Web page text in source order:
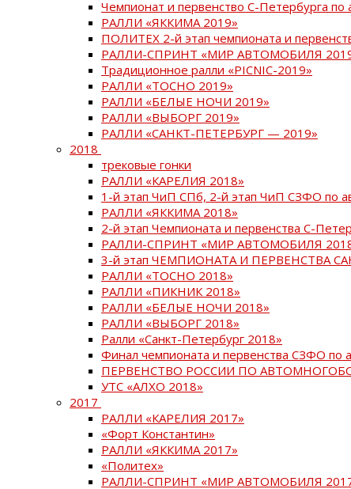
Чемпионат и первенство С-Петербурга по
РАЛЛИ «ЯККИМА 2019»
ПОЛИТЕХ 2-й этап чемпионата и
РАЛЛИ-СПРИНТ «МИР АВТОМОБИЛЯ
Традиционное ралли «PICNIC-2019»
РАЛЛИ «ТОСНО 2019»
РАЛЛИ «БЕЛЫЕ НОЧИ 2019»
РАЛЛИ «ВЫБОРГ 2019»
РАЛЛИ «САНКТ-ПЕТЕРБУРГ — 2019»
2018
трековые гонки
РАЛЛИ «КАРЕЛИЯ 2018»
1-й этап ЧиП СПб, 2-й этап ЧиП СЗФО по
РАЛЛИ «ЯККИМА 2018»
2-й этап Чемпионата и первенства С-
РАЛЛИ-СПРИНТ «МИР АВТОМОБИЛЯ
3-й этап ЧЕМПИОНАТА И ПЕРВЕНСТВА
РАЛЛИ «ТОСНО 2018»
РАЛЛИ «ПИКНИК 2018»
РАЛЛИ «БЕЛЫЕ НОЧИ 2018»
РАЛЛИ «ВЫБОРГ 2018»
Ралли «Санкт-Петербург 2018»
Финал чемпионата и первенства СЗФО по
ПЕРВЕНСТВО РОССИИ ПО
УТС «АЛХО 2018»
2017
РАЛЛИ «КАРЕЛИЯ 2017»
«Форт Константин»
РАЛЛИ «ЯККИМА 2017»
«Политех»
РАЛЛИ-СПРИНТ «МИР АВТОМОБИЛЯ